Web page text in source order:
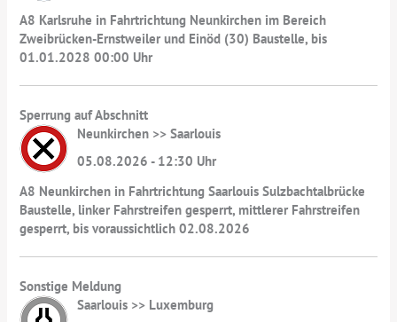
A8 Karlsruhe in Fahrtrichtung Neunkirchen im Bereich
Zweibrücken-Ernstweiler und Einöd (30) Baustelle, bis
01.01.2028 00:00 Uhr
Sperrung auf Abschnitt
Neunkirchen >> Saarlouis
05.08.2026 - 12:30 Uhr
A8 Neunkirchen in Fahrtrichtung Saarlouis Sulzbachtalbrücke
Baustelle, linker Fahrstreifen gesperrt, mittlerer Fahrstreifen
gesperrt, bis voraussichtlich 02.08.2026
Sonstige Meldung
Saarlouis >> Luxemburg